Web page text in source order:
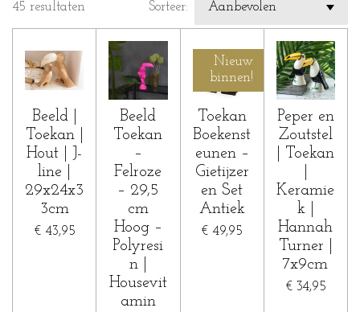
45 resultaten Sorteer:
Beeld |
Toekan |
Hout | J-
line |
29x24x3
3cm
€ 43,95
Beeld
Toekan
–
Felroze
– 29,5
cm
Hoog –
Polyresi
n |
Housevit
amin
Nieuw
binnen!
Toekan
Boekenst
eunen –
Gietijzer
en Set
Antiek
€ 49,95
Peper en
Zoutstel
| Toekan
Keramie
k |
Hannah
Turner |
7x9cm
€ 34,95